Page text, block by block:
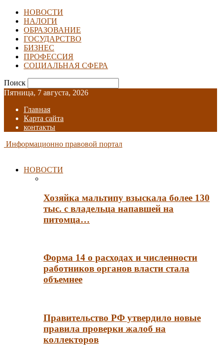
НОВОСТИ
НАЛОГИ
ОБРАЗОВАНИЕ
ГОСУДАРСТВО
БИЗНЕС
ПРОФЕССИЯ
СОЦИАЛЬНАЯ СФЕРА
Поиск
Пятница, 7 августа, 2026
Главная
Карта сайта
контакты
Информационно правовой портал
НОВОСТИ
Хозяйка мальтипу взыскала более 130
тыс. с владельца напавшей на
питомца…
Форма 14 о расходах и численности
работников органов власти стала
объемнее
Правительство РФ утвердило новые
правила проверки жалоб на
коллекторов